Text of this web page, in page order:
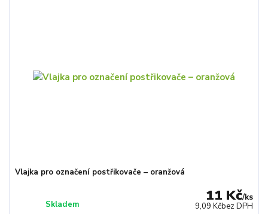
Vlajka pro označení postřikovače – oranžová
11 Kč/ks
9,09 Kčbez DPH
Skladem